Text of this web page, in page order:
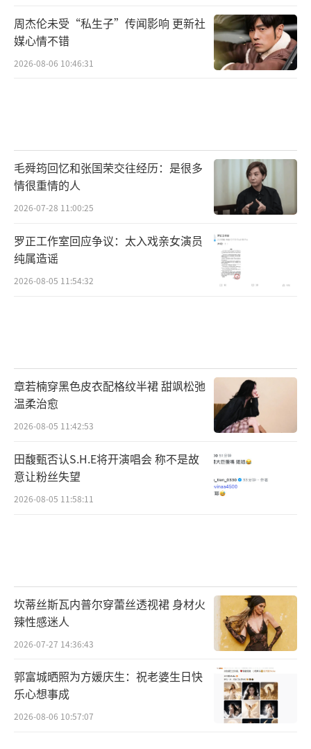
周杰伦未受“私生子”传闻影响 更新社
媒心情不错
2026-08-06 10:46:31
毛舜筠回忆和张国荣交往经历：是很多
情很重情的人
2026-07-28 11:00:25
罗正工作室回应争议：太入戏亲女演员
纯属造谣
2026-08-05 11:54:32
章若楠穿黑色皮衣配格纹半裙 甜飒松弛
温柔治愈
2026-08-05 11:42:53
田馥甄否认S.H.E将开演唱会 称不是故
意让粉丝失望
2026-08-05 11:58:11
坎蒂丝斯瓦内普尔穿蕾丝透视裙 身材火
辣性感迷人
2026-07-27 14:36:43
郭富城晒照为方媛庆生：祝老婆生日快
乐心想事成
2026-08-06 10:57:07